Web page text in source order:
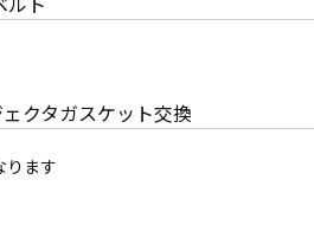
クタガスケット交換
ります